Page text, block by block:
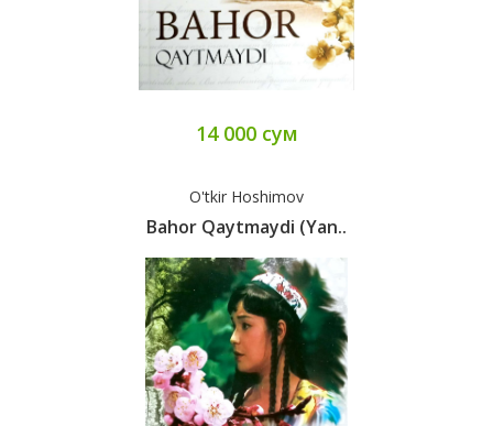
14 000 сум
O'tkir Hoshimov
Bahor Qaytmaydi (yan..